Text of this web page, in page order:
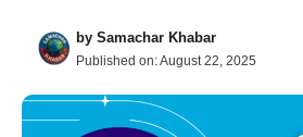
by Samachar Khabar
Published on:August 22, 2025